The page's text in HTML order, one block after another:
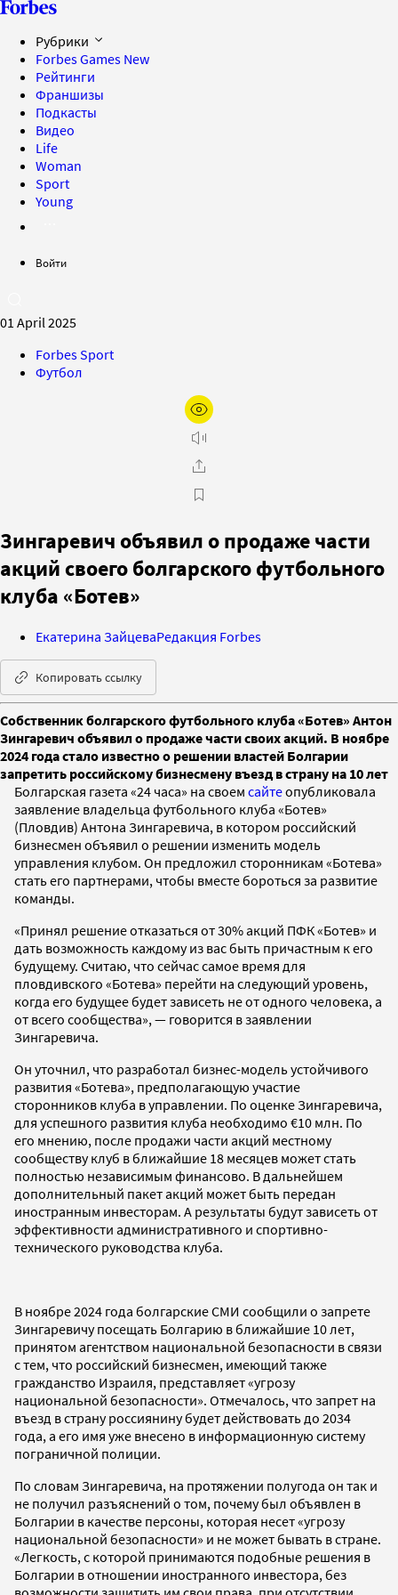
Рубрики
Forbes Games New
Рейтинги
Франшизы
Подкасты
Видео
Life
Woman
Sport
Young
Войти
01 April 2025
Forbes Sport
Футбол
Зингаревич объявил о продаже части
акций своего болгарского футбольного
клуба «Ботев»
Екатерина ЗайцеваРедакция Forbes
Копировать ссылку
Собственник болгарского футбольного клуба «Ботев» Антон
Зингаревич объявил о продаже части своих акций. В ноябре
2024 года стало известно о решении властей Болгарии
запретить российскому бизнесмену въезд в страну на 10 лет
Болгарская газета «24 часа» на своем сайтеопубликовала
заявление владельца футбольного клуба «Ботев»
(Пловдив) Антона Зингаревича, в котором российский
бизнесмен объявил о решении изменить модель
управления клубом. Он предложил сторонникам «Ботева»
стать его партнерами, чтобы вместе бороться за развитие
команды.
«Принял решение отказаться от 30% акций ПФК «Ботев» и
дать возможность каждому из вас быть причастным к его
будущему. Считаю, что сейчас самое время для
пловдивского «Ботева» перейти на следующий уровень,
когда его будущее будет зависеть не от одного человека, а
от всего сообщества», — говорится в заявлении
Зингаревича.
Он уточнил, что разработал бизнес-модель устойчивого
развития «Ботева», предполагающую участие
сторонников клуба в управлении. По оценке Зингаревича,
для успешного развития клуба необходимо €10 млн. По
его мнению, после продажи части акций местному
сообществу клуб в ближайшие 18 месяцев может стать
полностью независимым финансово. В дальнейшем
дополнительный пакет акций может быть передан
иностранным инвесторам. А результаты будут зависеть от
эффективности административного и спортивно-
технического руководства клуба.
В ноябре 2024 года болгарские СМИ сообщили о запрете
Зингаревичу посещать Болгарию в ближайшие 10 лет,
принятом агентством национальной безопасности в связи
с тем, что российский бизнесмен, имеющий также
гражданство Израиля, представляет «угрозу
национальной безопасности». Отмечалось, что запрет на
въезд в страну россиянину будет действовать до 2034
года, а его имя уже внесено в информационную систему
пограничной полиции.
По словам Зингаревича, на протяжении полугода он так и
не получил разъяснений о том, почему был объявлен в
Болгарии в качестве персоны, которая несет «угрозу
национальной безопасности» и не может бывать в стране.
«Легкость, с которой принимаются подобные решения в
Болгарии в отношении иностранного инвестора, без